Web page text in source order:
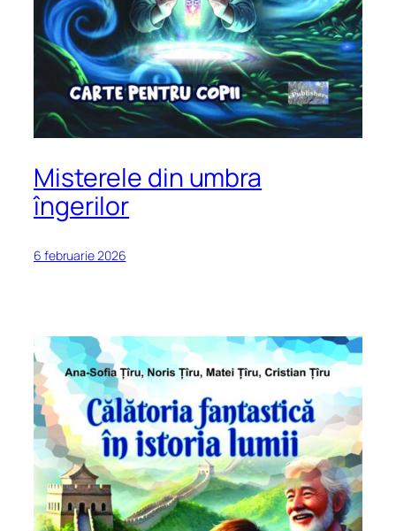
Misterele din umbra
îngerilor
6 februarie 2026